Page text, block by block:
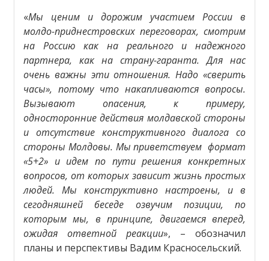
«Мы ценим и дорожим участием России в
молдо-приднестровских переговорах, смотрим
на Россию как на реального и надежного
партнера, как на страну-гаранта. Для нас
очень важны эти отношения. Надо «сверить
часы», потому что накапливаются вопросы.
Вызывают опасения, к примеру,
односторонние действия молдавской стороны
и отсутствие конструктивного диалога со
стороны Молдовы. Мы приветствуем формат
«5+2» и идем по пути решения конкретных
вопросов, от которых зависит жизнь простых
людей. Мы конструктивно настроены, и в
сегодняшней беседе озвучим позиции, по
которым мы, в принципе, двигаемся вперед,
ожидая ответной реакции», – обозначил
планы и перспективы Вадим Красносельский.